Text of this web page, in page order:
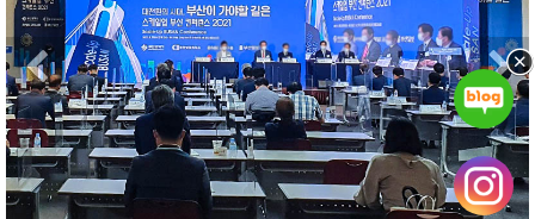
Previous